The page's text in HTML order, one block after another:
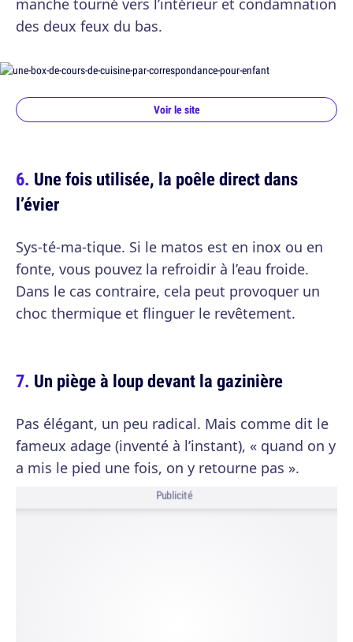
manche tourné vers l’intérieur et condamnation
des deux feux du bas.
Voir le site
Une fois utilisée, la poêle direct dans
l’évier
Sys-té-ma-tique. Si le matos est en inox ou en
fonte, vous pouvez la refroidir à l’eau froide.
Dans le cas contraire, cela peut provoquer un
choc thermique et flinguer le revêtement.
Un piège à loup devant la gazinière
Pas élégant, un peu radical. Mais comme dit le
fameux adage (inventé à l’instant), « quand on y
a mis le pied une fois, on y retourne pas ».
Publicité